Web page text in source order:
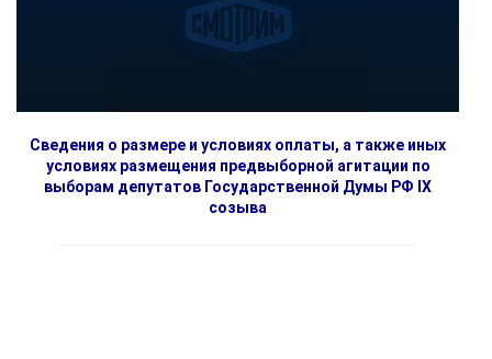
Сведения о размере и условиях оплаты, а также иных
условиях размещения предвыборной агитации по
выборам депутатов Государственной Думы РФ IX
созыва